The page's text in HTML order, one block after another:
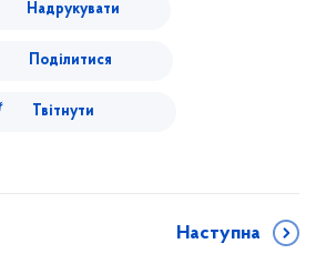
Надрукувати
Поділитися
Твітнути
Наступна